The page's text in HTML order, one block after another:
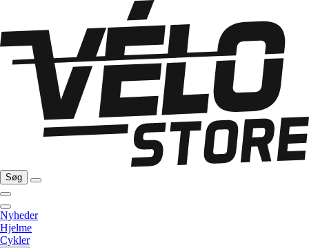
Søg
Nyheder
Hjelme
Cykler